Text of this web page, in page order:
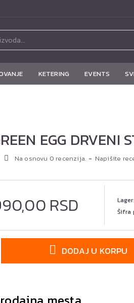
KETERING EVENTS
EGG DRVENI
Na osnovu 0 recenzija. - Napišite
RSD Lager:
Šifra
DODAJ U KORPU